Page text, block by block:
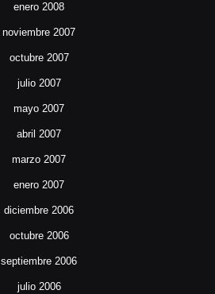
enero 2008
noviembre 2007
octubre 2007
julio 2007
mayo 2007
abril 2007
marzo 2007
enero 2007
diciembre 2006
octubre 2006
septiembre 2006
julio 2006